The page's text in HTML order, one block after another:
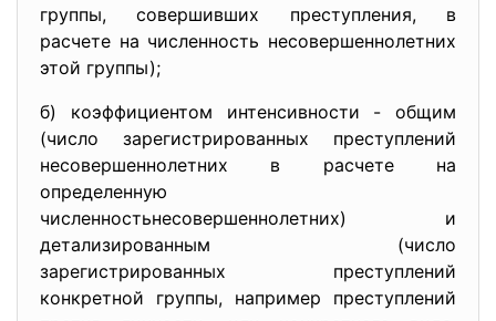
группы, совершивших преступления, в
расчете на численность несовершеннолетних
этой группы);
б) коэффициентом интенсивности - общим
(число зарегистрированных преступлений
несовершеннолетних в расчете на
определенную
численностьнесовершеннолетних) и
детализированным (число
зарегистрированных преступлений
конкретной группы, например преступлений